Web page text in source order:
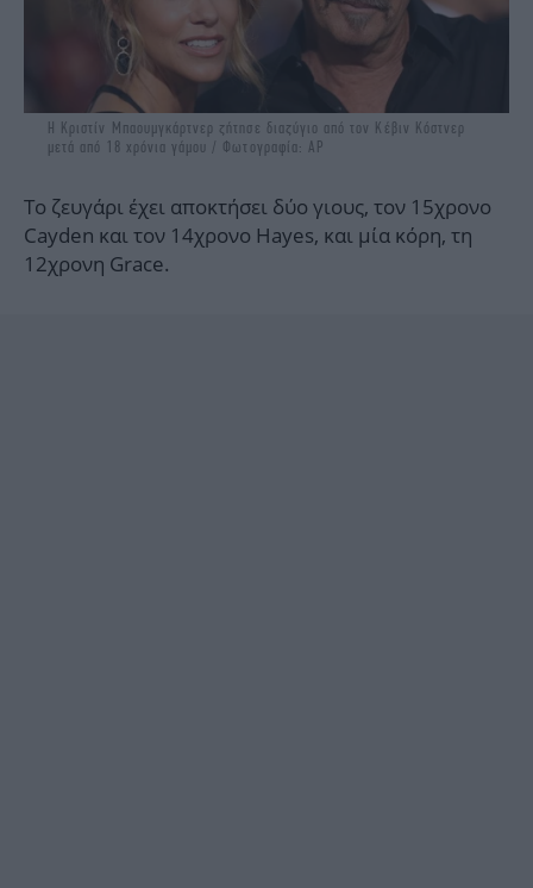
Η Κριστίν Μπαουμγκάρτνερ ζήτησε διαζύγιο από τον Κέβιν Κόστνερ
μετά από 18 χρόνια γάμου / Φωτογραφία: AP
Το ζευγάρι έχει αποκτήσει δύο γιους, τον 15χρονο
Cayden και τον 14χρονο Hayes, και μία κόρη, τη
12χρονη Grace.